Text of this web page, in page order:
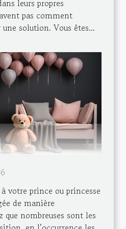
leurs propres
pas comment
solution. Vous êtes...
votre prince ou princesse
de manière
que nombreuses sont les